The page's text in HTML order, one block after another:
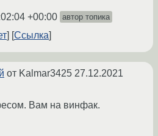
+00:00 автор топика
Ссылка
от Kalmar3425 27.12.2021
Вам на винфак.